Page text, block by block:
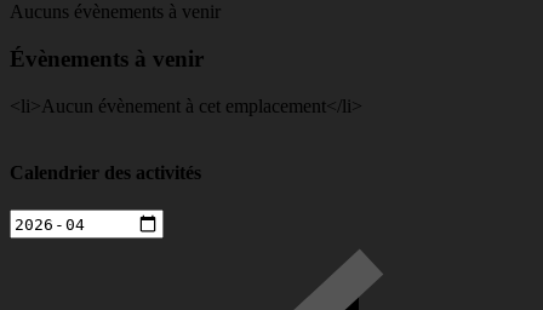
Aucuns évènements à venir
Évènements à venir
<li>Aucun évènement à cet emplacement</li>
Calendrier des activités